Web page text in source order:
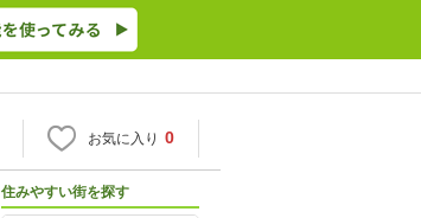
お気に入り 0
住みやすい街を探す